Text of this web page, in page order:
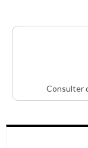
Consulter